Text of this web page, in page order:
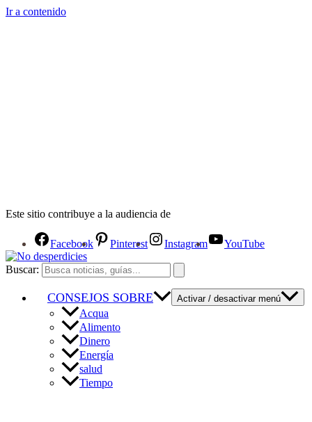
Ir a contenido
Este sitio contribuye a la audiencia de
Facebook Pinterest Instagram YouTube
Buscar:
CONSEJOS SOBRE Activar / desactivar menú
Acqua
Alimento
Dinero
Energía
salud
Tiempo